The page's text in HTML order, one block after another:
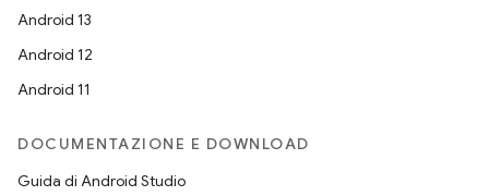
Android 13
Android 12
Android 11
DOCUMENTAZIONE E DOWNLOAD
Guida di Android Studio